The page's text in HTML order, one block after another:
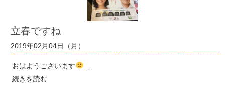
立春ですね
2019年02月04日（月）
おはようございます
続きを読む